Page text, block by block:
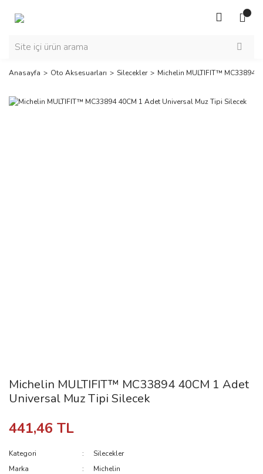
Anasayfa Oto Aksesuarları Silecekler Michelin MULTIFIT™ MC33894
Michelin MULTIFIT™ MC33894 40CM 1 Adet
Universal Muz Tipi Silecek
441,46 TL
Kategori
Silecekler
Marka
Michelin